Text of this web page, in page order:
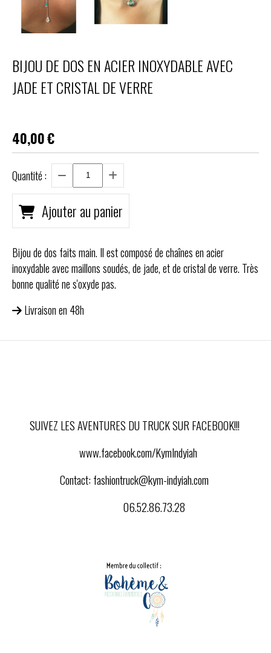
BIJOU DE DOS EN ACIER INOXYDABLE AVEC
JADE ET CRISTAL DE VERRE
40,00€
Quantité :
Ajouter au panier
Bijou de dos faits main. Il est composé de chaînes en acier
inoxydable avec maillons soudés, de jade, et de cristal de verre. Très
bonne qualité ne s'oxyde pas.
Livraison en 48h
SUIVEZ LES AVENTURES DU TRUCK SUR FACEBOOK!!!
www.facebook.com/KymIndyiah
Contact:fashiontruck@kym-indyiah.com
06.52.86.73.28